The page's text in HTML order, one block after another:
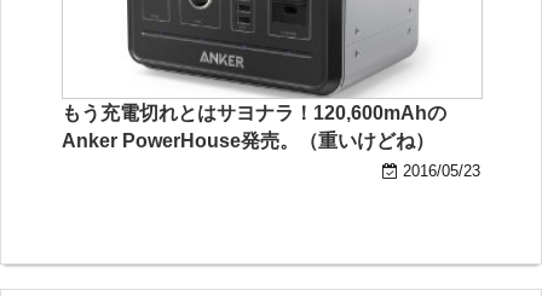
もう充電切れとはサヨナラ！120,600mAhの
Anker PowerHouse発売。（重いけどね）
2016/05/23